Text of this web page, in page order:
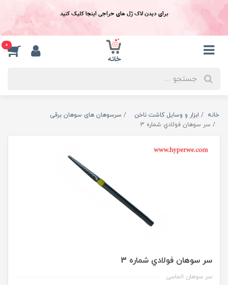
برای دیدن لاک ژل های حراجی اینجا کلیک کنید
0
خانه ابزار و وسایل کاشت ناخن
سرسوهان های سوهان برقی
سر سوهان فولادي شماره 3
سر سوهان فولادي شماره 3
سر سوهان الماسی